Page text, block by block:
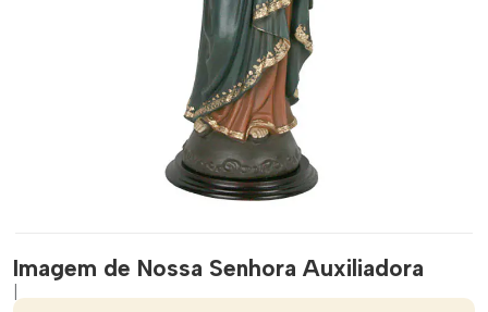
Imagem de Nossa Senhora Auxiliadora